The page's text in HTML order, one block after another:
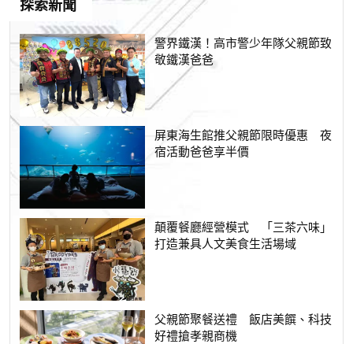
探索新聞
警界鐵漢！高市警少年隊父親節致
敬鐵漢爸爸
屏東海生館推父親節限時優惠 夜
宿活動爸爸享半價
顛覆餐廳經營模式 「三茶六味」
打造兼具人文美食生活場域
父親節聚餐送禮 飯店美饌、科技
好禮搶孝親商機